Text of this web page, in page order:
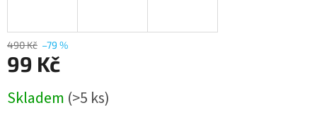
490 Kč –79 %
99 Kč
cena:
Skladem (>5 ks)